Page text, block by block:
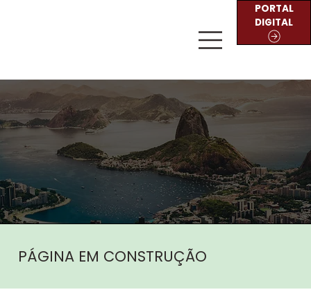
PORTAL
DIGITAL
PÁGINA EM CONSTRUÇÃO